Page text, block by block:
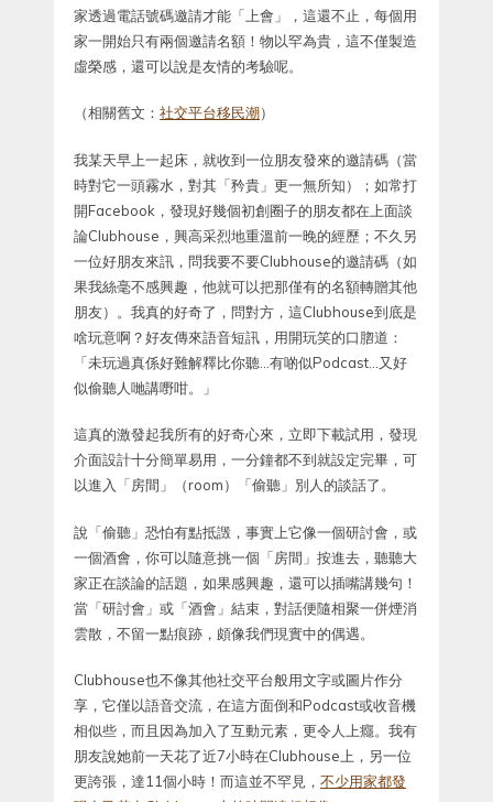
家透過電話號碼邀請才能「上會」，這還不止，每個用
家一開始只有兩個邀請名額！物以罕為貴，這不僅製造
虛榮感，還可以說是友情的考驗呢。
（相關舊文： 社交平台移民潮）
我某天早上一起床，就收到一位朋友發來的邀請碼（當
時對它一頭霧水，對其「矜貴」更一無所知）；如常打
開Facebook，發現好幾個初創圈子的朋友都在上面談
論Clubhouse，興高采烈地重溫前一晚的經歷；不久另
一位好朋友來訊，問我要不要Clubhouse的邀請碼（如
果我絲毫不感興趣，他就可以把那僅有的名額轉贈其他
朋友）。我真的好奇了，問對方，這Clubhouse到底是
啥玩意啊？好友傳來語音短訊，用開玩笑的口脗道：
「未玩過真係好難解釋比你聽…有啲似Podcast…又好
似偷聽人哋講嘢咁。」
這真的激發起我所有的好奇心來，立即下載試用，發現
介面設計十分簡單易用，一分鐘都不到就設定完畢，可
以進入「房間」（room）「偷聽」別人的談話了。
說「偷聽」恐怕有點抵譭，事實上它像一個研討會，或
一個酒會，你可以隨意挑一個「房間」按進去，聽聽大
家正在談論的話題，如果感興趣，還可以插嘴講幾句！
當「研討會」或「酒會」結束，對話便隨相聚一併煙消
雲散，不留一點痕跡，頗像我們現實中的偶遇。
Clubhouse也不像其他社交平台般用文字或圖片作分
享，它僅以語音交流，在這方面倒和Podcast或收音機
相似些，而且因為加入了互動元素，更令人上癮。我有
朋友說她前一天花了近7小時在Clubhouse上，另一位
更誇張，達11個小時！而這並不罕見， 不少用家都發